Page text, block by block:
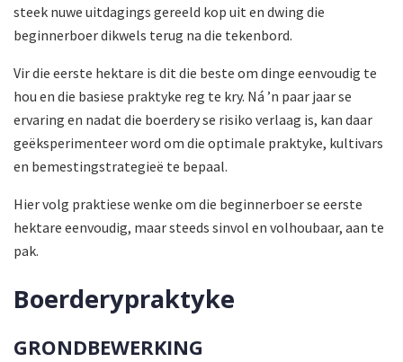
steek nuwe uitdagings gereeld kop uit en dwing die
beginnerboer dikwels terug na die tekenbord.
Vir die eerste hektare is dit die beste om dinge eenvoudig te
hou en die basiese praktyke reg te kry. Ná ’n paar jaar se
ervaring en nadat die boer­dery se risiko verlaag is, kan daar
geëksperimenteer word om die optimale praktyke, kultivars
en bemestingstrategieë te bepaal.
Hier volg praktiese wenke om die beginnerboer se eerste
hektare eenvoudig, maar steeds sinvol en volhoubaar, aan te
pak.
Boerderypraktyke
GRONDBEWERKING